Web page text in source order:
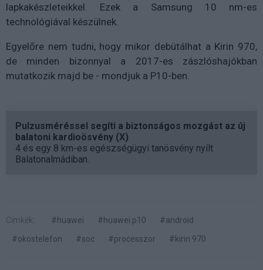
lapkakészleteikkel. Ezek a Samsung 10 nm-es
technológiával készülnek.
Egyelőre nem tudni, hogy mikor debütálhat a Kirin 970,
de minden bizonnyal a 2017-es zászlóshajókban
mutatkozik majd be - mondjuk a P10-ben.
Pulzusméréssel segíti a biztonságos mozgást az új
balatoni kardioösvény (X)
4 és egy 8 km-es egészségügyi tanösvény nyílt
Balatonalmádiban.
Címkék: #huawei #huawei p10
#android
#okostelefon
#soc #processzor #kirin 970